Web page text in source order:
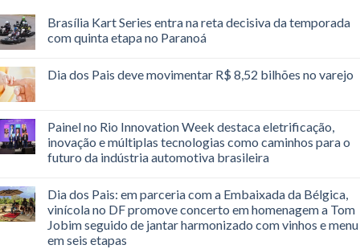
Brasília Kart Series entra na reta decisiva da temporada
com quinta etapa no Paranoá
Dia dos Pais deve movimentar R$ 8,52 bilhões no varejo
Painel no Rio Innovation Week destaca eletrificação,
inovação e múltiplas tecnologias como caminhos para o
futuro da indústria automotiva brasileira
Dia dos Pais: em parceria com a Embaixada da Bélgica,
vinícola no DF promove concerto em homenagem a Tom
Jobim seguido de jantar harmonizado com vinhos e menu
em seis etapas